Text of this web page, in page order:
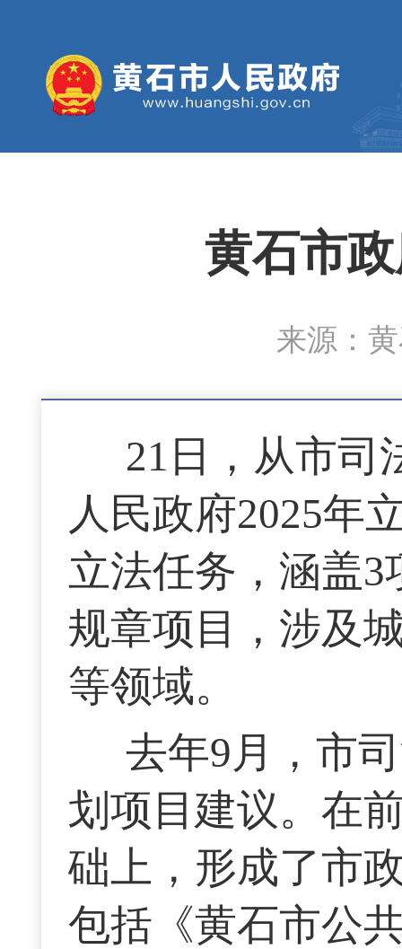
黄石市
来源：
21日，从市司
人民政府2025年
立法任务，涵盖
规章项目，涉及
等领域。
去年9月，市
划项目建议。在
础上，形成了市
包括《黄石市公